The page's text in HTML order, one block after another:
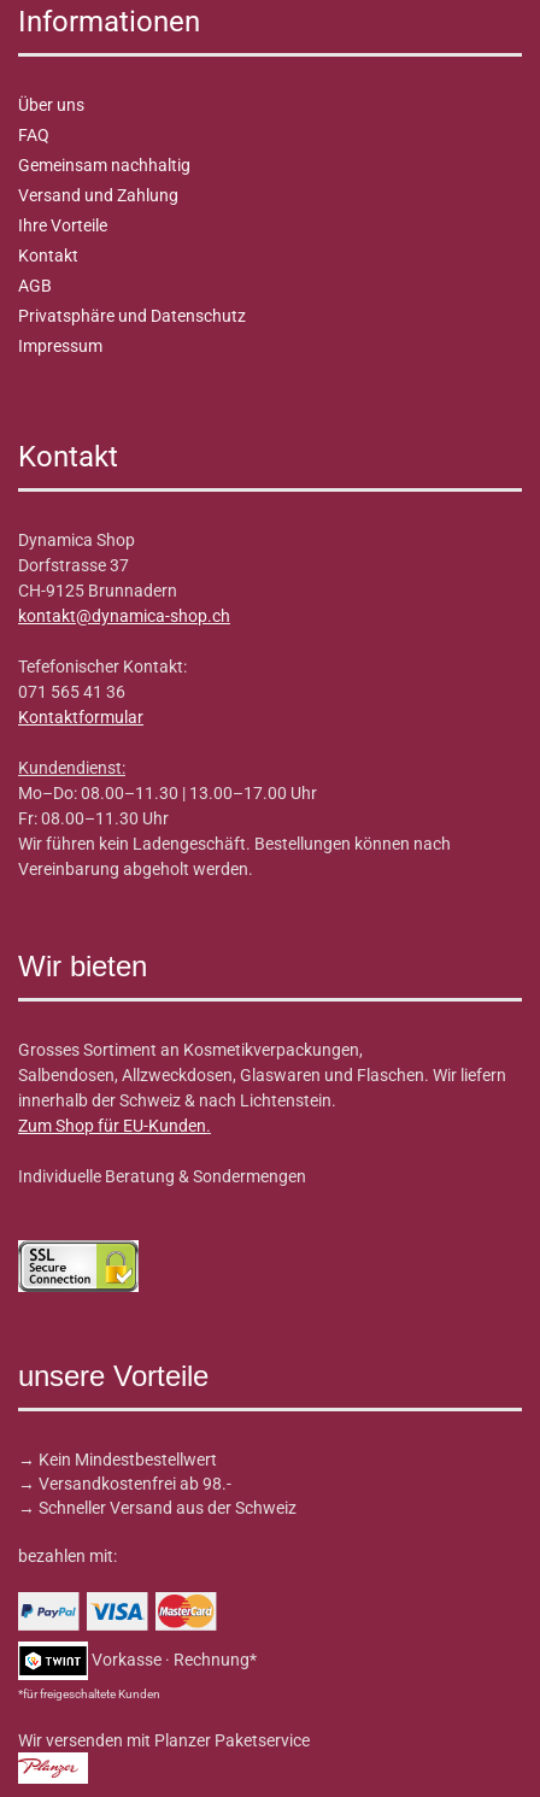
Informationen
Über uns
FAQ
Gemeinsam nachhaltig
Versand und Zahlung
Ihre Vorteile
Kontakt
AGB
Privatsphäre und Datenschutz
Impressum
Kontakt
Dynamica Shop
Dorfstrasse 37
CH-9125 Brunnadern
kontakt@dynamica-shop.ch
Tefefonischer Kontakt:
071 565 41 36
Kontaktformular
Kundendienst:
Mo–Do: 08.00–11.30 | 13.00–17.00 Uhr
Fr: 08.00–11.30 Uhr
Wir führen kein Ladengeschäft. Bestellungen können nach
Vereinbarung abgeholt werden.
Wir bieten
Grosses Sortiment an Kosmetikverpackungen,
Salbendosen, Allzweckdosen, Glaswaren und Flaschen. Wir liefern
innerhalb der Schweiz & nach Lichtenstein.
Zum Shop für EU-Kunden.
Individuelle Beratung & Sondermengen
unsere Vorteile
→ Kein Mindestbestellwert
→ Versandkostenfrei ab 98.-
→ Schneller Versand aus der Schweiz
bezahlen mit:
Vorkasse · Rechnung*
*für freigeschaltete Kunden
Wir versenden mit Planzer Paketservice